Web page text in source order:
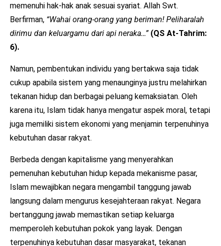
memenuhi hak-hak anak sesuai syariat. Allah Swt.
Berfirman, “Wahai orang-orang yang beriman! Peliharalah
dirimu dan keluargamu dari api neraka…” (QS At-Tahrim:
6).
Namun, pembentukan individu yang bertakwa saja tidak
cukup apabila sistem yang menaunginya justru melahirkan
tekanan hidup dan berbagai peluang kemaksiatan. Oleh
karena itu, Islam tidak hanya mengatur aspek moral, tetapi
juga memiliki sistem ekonomi yang menjamin terpenuhinya
kebutuhan dasar rakyat.
Berbeda dengan kapitalisme yang menyerahkan
pemenuhan kebutuhan hidup kepada mekanisme pasar,
Islam mewajibkan negara mengambil tanggung jawab
langsung dalam mengurus kesejahteraan rakyat. Negara
bertanggung jawab memastikan setiap keluarga
memperoleh kebutuhan pokok yang layak. Dengan
terpenuhinya kebutuhan dasar masyarakat, tekanan